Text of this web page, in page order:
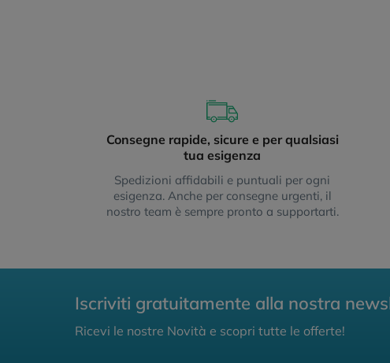
Consegne rapide, sicure e per qualsiasi
tua esigenza
Spedizioni affidabili e puntuali per ogni
esigenza. Anche per consegne urgenti, il
nostro team è sempre pronto a supportarti.
Iscriviti gratuitamente alla nostra
Ricevi le nostre Novità e scopri tutte le offerte!